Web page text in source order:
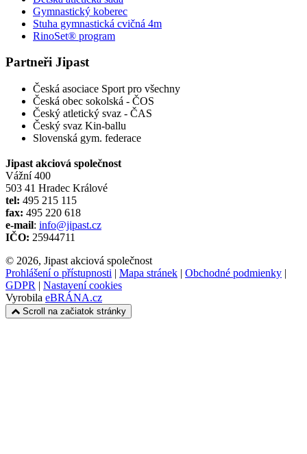
Gymnastický koberec
Stuha gymnastická cvičná 4m
RinoSet® program
Partneři Jipast
Česká asociace Sport pro všechny
Česká obec sokolská - ČOS
Český atletický svaz - ČAS
Český svaz Kin-ballu
Slovenská gym. federace
Jipast akciová společnost
Vážní 400
503 41 Hradec Králové
tel: 495 215 115
fax: 495 220 618
e-mail: info@jipast.cz
IČO: 25944711
© 2026, Jipast akciová společnost
Prohlášení o přístupnosti | Mapa stránek | Obchodné podmienky |
GDPR | Nastavení cookies
Vyrobila eBRÁNA.cz
Scroll na začiatok stránky